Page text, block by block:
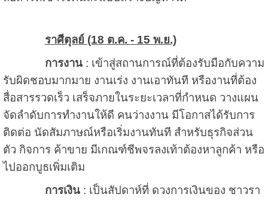
ราศีตุลย์ (18 ต.ค. - 15 พ.ย.)
การงาน: เข้าสู่สถานการณ์ที่ต้องรับมือกับความ
รับผิดชอบมากมาย งานเร่ง งานเอาทันที หรืองานที่ต้อง
สื่อสารรวดเร็ว เสร็จภายในระยะเวลาที่กำหนด วางแผน
จัดลำดับการทำงานให้ดี คนว่างงาน มีโอกาสได้รับการ
ติดต่อ นัดสัมภาษณ์หรือเริ่มงานทันที สำหรับธุรกิจส่วน
ตัว กิจการ ค้าขาย มีเกณฑ์ชีพจรลงเท้าต้องหาลูกค้า หรือ
ไปออกบูธเพิ่มเติม
การเงิน: เป็นสัปดาห์ที่ ดวงการเงินของ ชาวรา